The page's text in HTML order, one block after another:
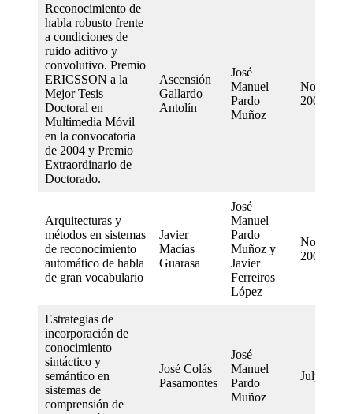
Reconocimiento de
habla robusto frente
a condiciones de
ruido aditivo y
convolutivo. Premio
ERICSSON a la
Mejor Tesis
Doctoral en
Multimedia Móvil
en la convocatoria
de 2004 y Premio
Extraordinario de
Doctorado.
Ascensión
Gallardo
Antolín
José
Manuel
Pardo
Muñoz
November
2002
Arquitecturas y
métodos en sistemas
de reconocimiento
automático de habla
de gran vocabulario
Javier
Macías
Guarasa
José
Manuel
Pardo
Muñoz y
Javier
Ferreiros
López
November
2001
Estrategias de
incorporación de
conocimiento
sintáctico y
semántico en
sistemas de
comprensión de
José Colás
Pasamontes
José
Manuel
Pardo
Muñoz
July 1999